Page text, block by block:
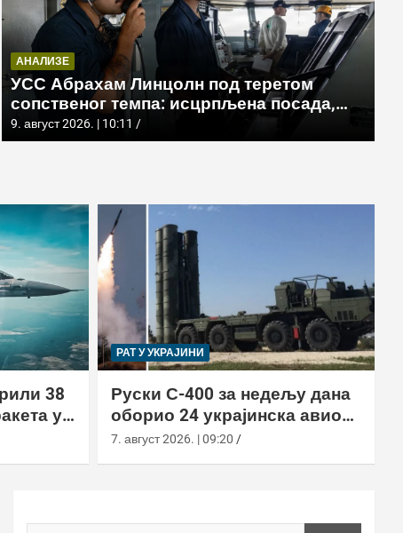
АМЕРИКА
Копнена војска САД отвара
дронова са приватним
9. август 2026. | 14:30
АНАЛИЗЕ
УСС Абрахам Линцолн под теретом
сопственог темпа: исцрпљена посада,
проблеми са снабдевањем и пад морала
9. август 2026. | 10:11
38
у
РАТ У УКРАЈИНИ
Руски С-400 за недељу дана
оборио 24 украјинска авиона
новом тактиком заседе
7. август 2026. | 09:20